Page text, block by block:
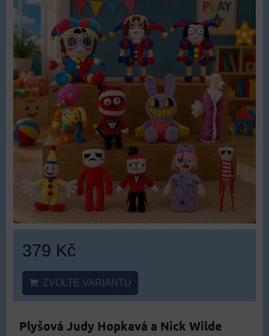
379 Kč
ZVOLTE VARIANTU
Plyšová Judy Hopkavá a Nick Wilde